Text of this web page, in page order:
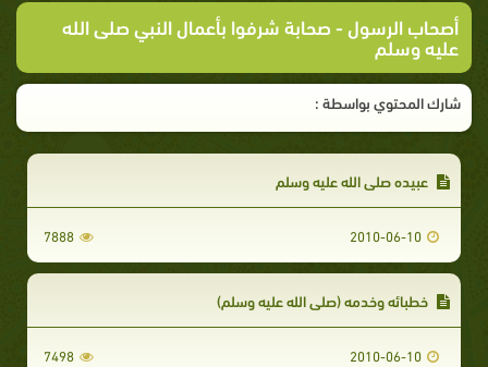
أصحاب الرسول - صحابة شرفوا بأعمال النبي صلى الله
عليه وسلم
شارك المحتوي بواسطة :
عبيده صلى الله عليه وسلم
2010-06-10
7888
خطبائه وخدمه (صلى الله عليه وسلم)
2010-06-10
7498